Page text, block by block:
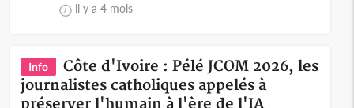
il y a 4 mois
Info
Côte d'Ivoire : Pélé JCOM 2026, les
journalistes catholiques appelés à